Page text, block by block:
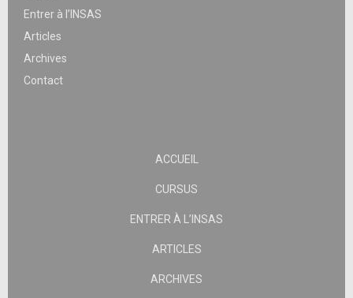
Entrer à l’INSAS
Articles
Archives
Contact
ACCUEIL
CURSUS
ENTRER À L’INSAS
ARTICLES
ARCHIVES